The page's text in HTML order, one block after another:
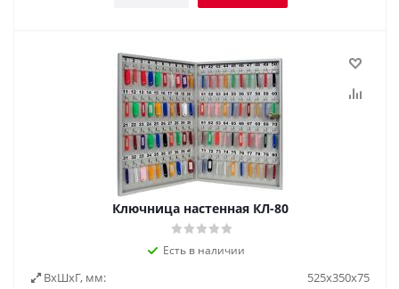
Ключница настенная КЛ-80
Есть в наличии
ВxШxГ, мм: 525х350х75